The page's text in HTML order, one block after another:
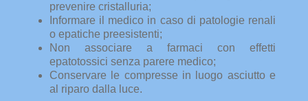
prevenire cristalluria;
Informare il medico in caso di patologie renali
o epatiche preesistenti;
Non associare a farmaci con effetti
epatotossici senza parere medico;
Conservare le compresse in luogo asciutto e
al riparo dalla luce.